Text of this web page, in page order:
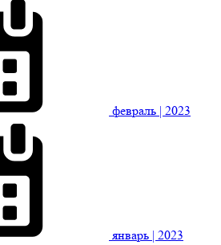
февраль | 2023
январь | 2023